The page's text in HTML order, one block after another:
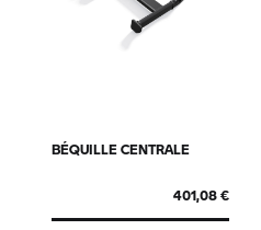
BÉQUILLE CENTRALE
401,08 €